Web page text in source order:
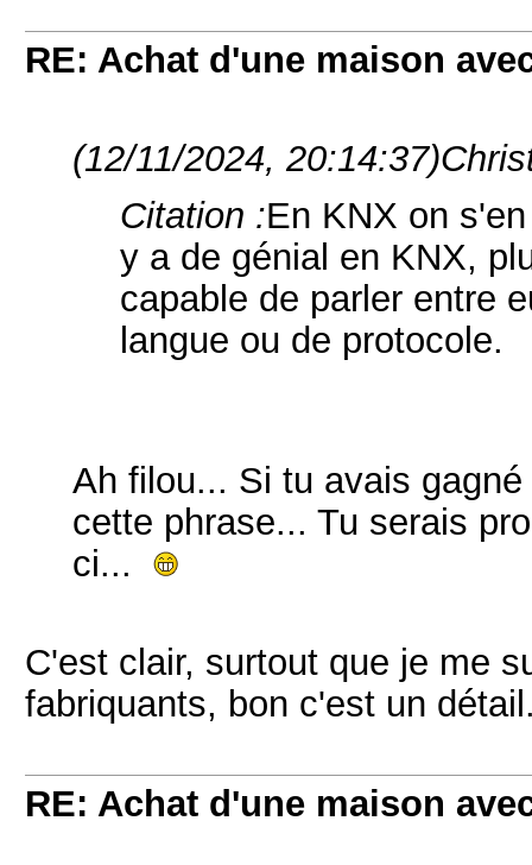
RE: Achat d'une maison
(12/11/2024, 20:14:37)
Citation :En KNX on
y a de génial en KNX,
capable de parler entre
langue ou de protocole.
Ah filou... Si tu avais
cette phrase... Tu serais
ci...
C'est clair, surtout que je me
fabriquants, bon c'est un
RE: Achat d'une maison